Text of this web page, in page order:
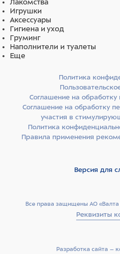
Лакомства
Игрушки
Аксессуары
Гигиена и уход
Груминг
Наполнители и туалеты
Еще
Все права защищены АО «Валта
Реквизиты
Политика
Соглашение на
Соглашение на обработку
участия в
Политика
Правила применения
Версия для
Разработка сайта –­